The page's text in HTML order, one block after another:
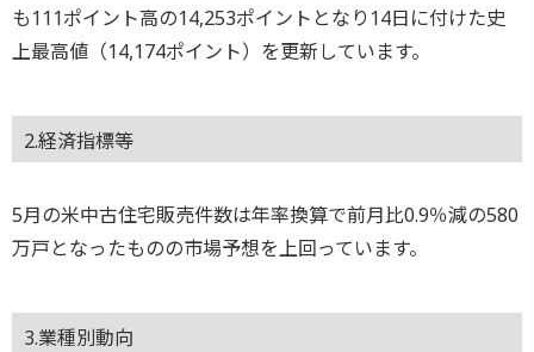
も111ポイント高の14,253ポイントとなり14日に付けた史
上最高値（14,174ポイント）を更新しています。
2.経済指標等
5月の米中古住宅販売件数は年率換算で前月比0.9％減の580
万戸となったものの市場予想を上回っています。
3.業種別動向